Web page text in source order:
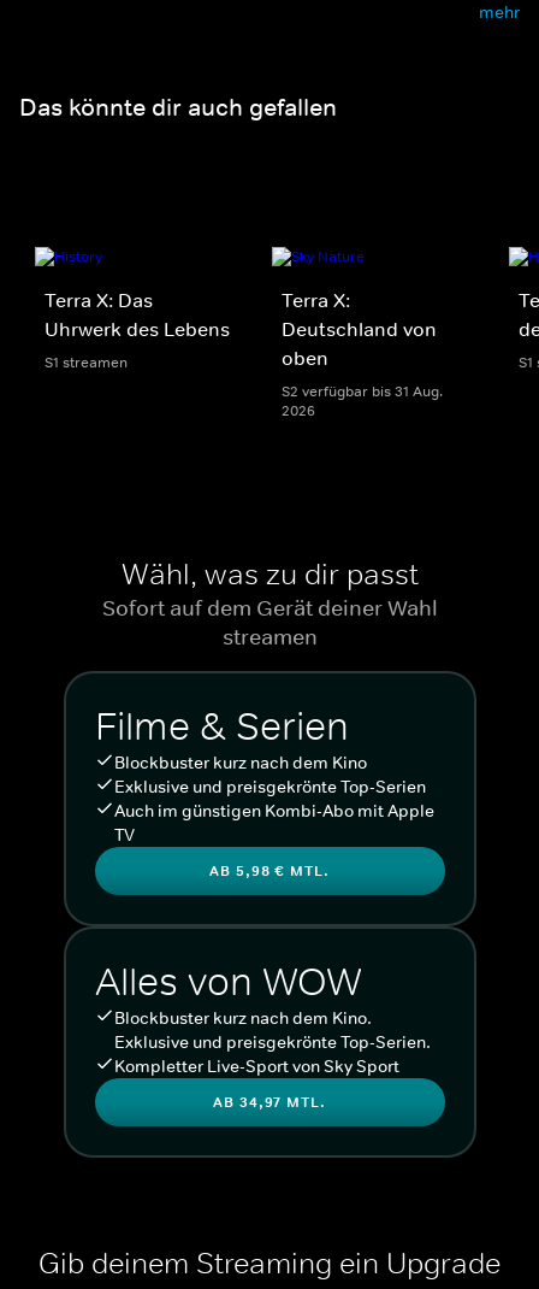
mehr
Das könnte dir auch gefallen
Terra X: Das
Uhrwerk des Lebens
S1 streamen
Terra X:
Deutschland von
oben
S2 verfügbar bis 31 Aug.
2026
Wähl, was zu dir passt
Sofort auf dem Gerät deiner Wahl
streamen
Filme & Serien
Blockbuster kurz nach dem Kino
Exklusive und preisgekrönte Top-Serien
Auch im günstigen Kombi-Abo mit Apple
TV
AB 5,98 € MTL.
Alles von WOW
Blockbuster kurz nach dem Kino.
Exklusive und preisgekrönte Top-Serien.
Kompletter Live-Sport von Sky Sport
AB 34,97 MTL.
Gib deinem Streaming ein Upgrade